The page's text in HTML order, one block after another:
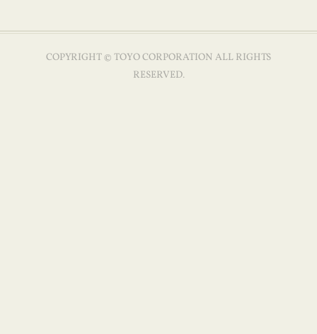
COPYRIGHT © TOYO CORPORATION ALL RIGHTS
RESERVED.